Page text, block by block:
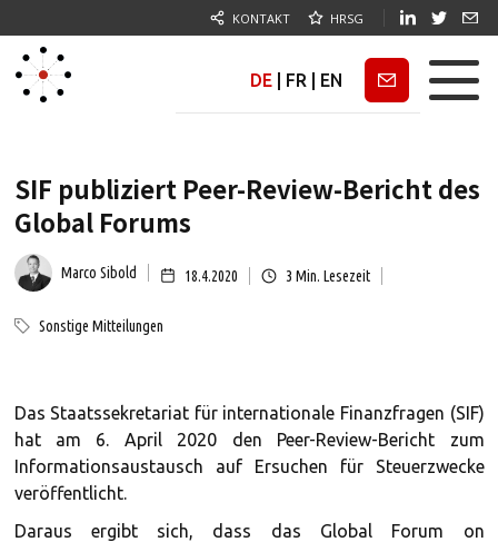
KONTAKT HRSG
DE FR EN Newsletter
SIF publiziert Peer-Review-Bericht des
Global Forums
Marco Sibold 18.4.2020 3 Min. Lesezeit
Sonstige Mitteilungen
Das Staatssekretariat für internationale Finanzfragen (SIF)
hat am 6. April 2020 den Peer-Review-Bericht zum
Informationsaustausch auf Ersuchen für Steuerzwecke
veröffentlicht.
Daraus ergibt sich, dass das Global Forum on